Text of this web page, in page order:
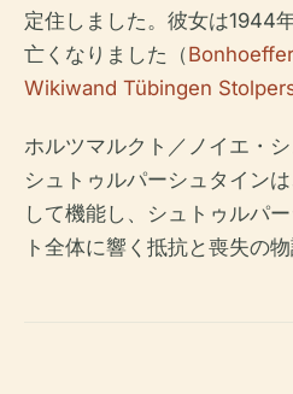
定住しました。彼女は1944
亡くなりました（
Wikiwand Tübingen
ホルツマルクト／ノイエ・
シュトゥルパーシュタイン
して機能し、シュトゥルパ
ト全体に響く抵抗と喪失の